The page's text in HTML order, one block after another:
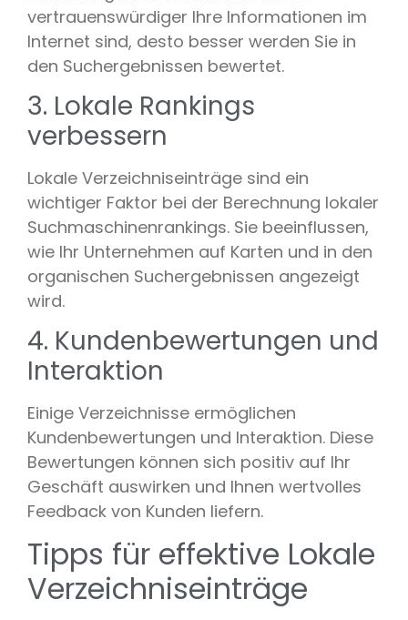
vertrauenswürdiger Ihre Informationen im
Internet sind, desto besser werden Sie in
den Suchergebnissen bewertet.
3. Lokale Rankings
verbessern
Lokale Verzeichniseinträge sind ein
wichtiger Faktor bei der Berechnung lokaler
Suchmaschinenrankings. Sie beeinflussen,
wie Ihr Unternehmen auf Karten und in den
organischen Suchergebnissen angezeigt
wird.
4. Kundenbewertungen und
Interaktion
Einige Verzeichnisse ermöglichen
Kundenbewertungen und Interaktion. Diese
Bewertungen können sich positiv auf Ihr
Geschäft auswirken und Ihnen wertvolles
Feedback von Kunden liefern.
Tipps für effektive Lokale
Verzeichniseinträge